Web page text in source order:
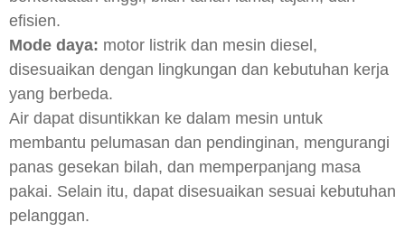
efisien.
Mode daya: motor listrik dan mesin diesel,
disesuaikan dengan lingkungan dan kebutuhan kerja
yang berbeda.
Air dapat disuntikkan ke dalam mesin untuk
membantu pelumasan dan pendinginan, mengurangi
panas gesekan bilah, dan memperpanjang masa
pakai. Selain itu, dapat disesuaikan sesuai kebutuhan
pelanggan.